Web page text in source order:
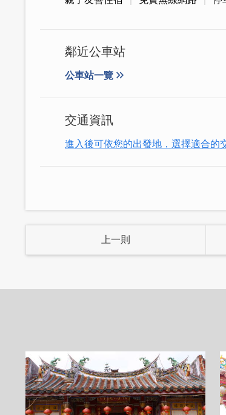
兼具美感及實用性，全棟可搭乘
心不好移動或爬坡太多，實在好放
鄰近公車站
公車站一覽
交通資訊
進入後可依您的出發地，選擇適合的
上一則